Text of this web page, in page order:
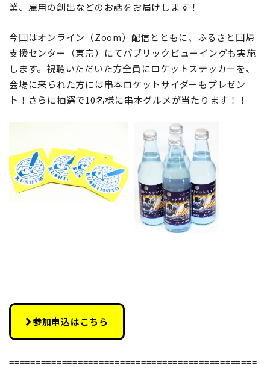
業、雇用の創出などのお話をお届けします！
今回はオンライン（Zoom）配信とともに、ふるさと回帰
支援センター（東京）にてパブリックビューイングも実施
します。視聴いただいた方全員にロケットステッカーを、
会場に来られた方には串本ロケットサイダーもプレゼン
ト！さらに抽選で10名様に串本グルメが当たります！！
参加申込はこちら
===============================================